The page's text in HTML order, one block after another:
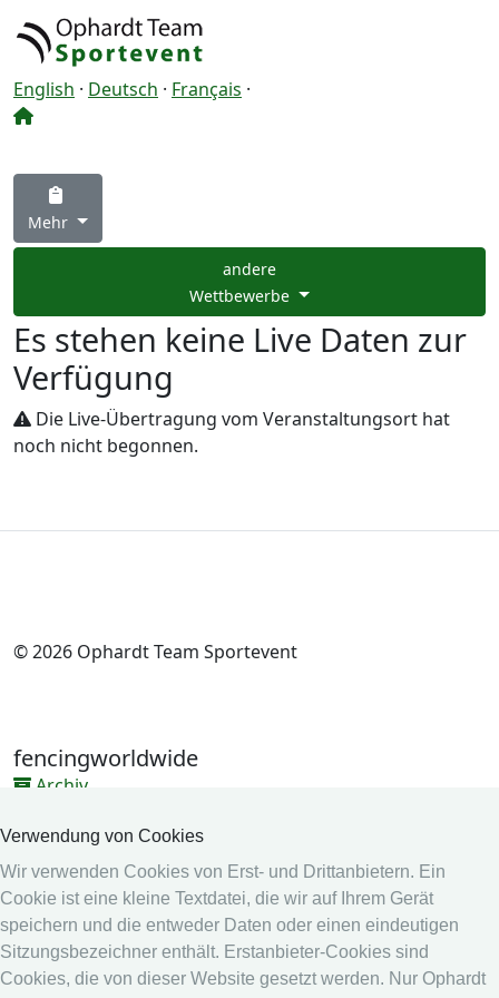
Verwendung von Cookies
Wir verwenden Cookies von Erst- und Drittanbietern. Ein
Cookie ist eine kleine Textdatei, die wir auf Ihrem Gerät
speichern und die entweder Daten oder einen eindeutigen
Sitzungsbezeichner enthält. Erstanbieter-Cookies sind
Cookies, die von dieser Website gesetzt werden. Nur Ophardt
English · Deutsch · Français ·
Mehr
andere
Wettbewerbe
Es stehen keine Live Daten zur
Verfügung
Die Live-Übertragung vom Veranstaltungsort hat
noch nicht begonnen.
© 2026 Ophardt Team Sportevent
fencingworldwide
Archiv
Online System
Online System
Kalender